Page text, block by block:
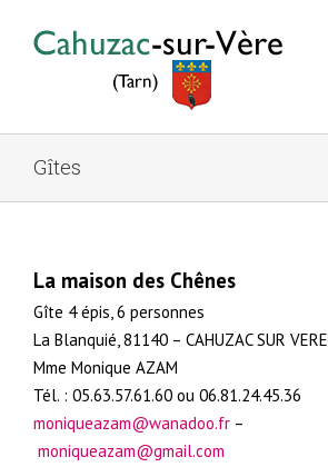
Gîtes
La maison des Chênes
Gîte 4 épis, 6 personnes
La Blanquié, 81140 – CAHUZAC SUR VERE
Mme Monique AZAM
Tél. : 05.63.57.61.60 ou 06.81.24.45.36
moniqueazam@wanadoo.fr –
moniqueazam@gmail.com